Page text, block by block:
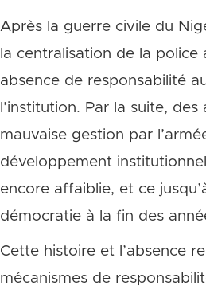
Après la guerre civile du
la centralisation de la
absence de responsabilité
l’institution. Par la suite, des
mauvaise gestion par
développement
encore affaiblie, et ce
démocratie à la fin des
Cette histoire et l’absence
mécanismes de